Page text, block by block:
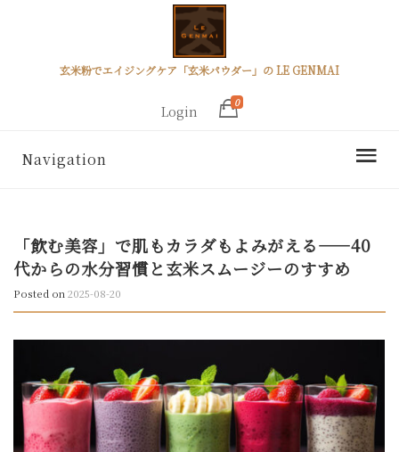
玄米粉でエイジングケア「玄米パウダー」の LE GENMAI
Login
0
Navigation
「飲む美容」で肌もカラダもよみがえる——40
代からの水分習慣と玄米スムージーのすすめ
Posted on2025-08-20